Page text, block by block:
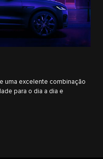
uma excelente combinação
para o dia a dia e